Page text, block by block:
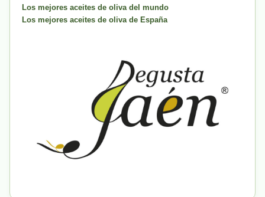
Los mejores aceites de oliva del mundo
Los mejores aceites de oliva de España